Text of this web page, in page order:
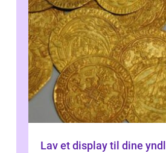
Lav et display til dine